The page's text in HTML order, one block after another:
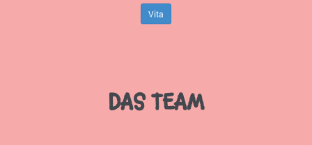
Vita
DAS TEAM